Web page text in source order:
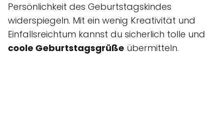
Persönlichkeit des Geburtstagskindes
widerspiegeln. Mit ein wenig Kreativität und
Einfallsreichtum kannst du sicherlich tolle und
coole Geburtstagsgrüße übermitteln.